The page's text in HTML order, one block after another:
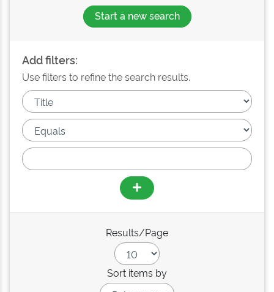
Start a new search
Add filters:
Use filters to refine the search results.
Results/Page
Sort items by